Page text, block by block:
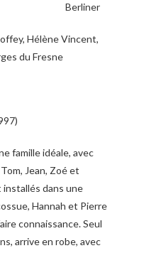
Berliner
Hélène Vincent,
du Fresne
famille idéale, avec
Jean, Zoé et
dans une
Hannah et Pierre
connaissance. Seul
arrive en robe, avec